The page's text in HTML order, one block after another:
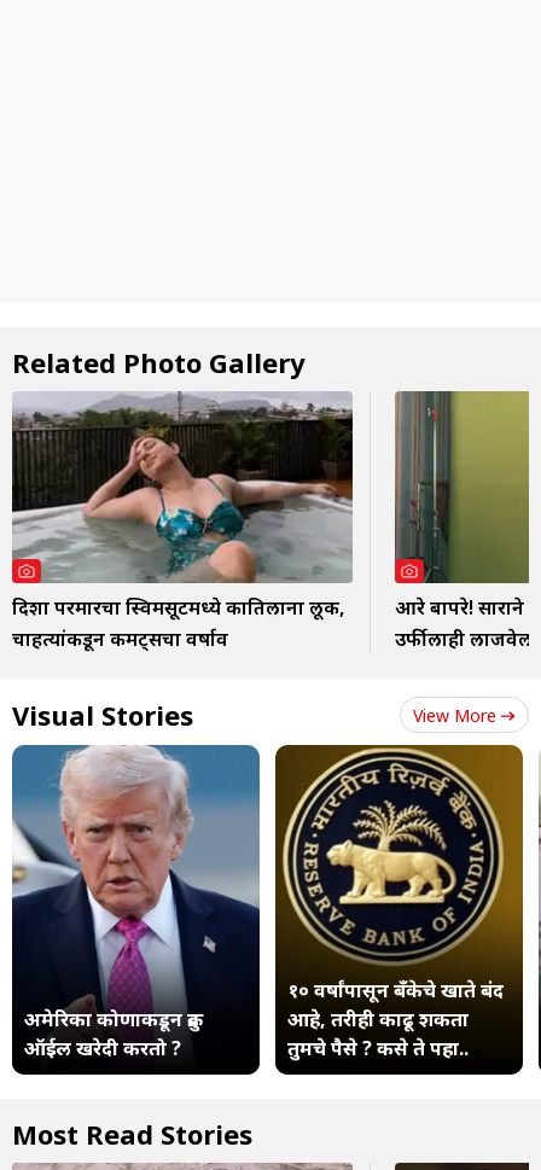
Related Photo Gallery
दिशा परमारचा स्विमसूटमध्ये कातिलाना लूक,
चाहत्यांकडून कमेंट्सचा वर्षाव
आरे बापरे! साराने
उर्फीलाही
Visual Stories View More
अमेरिका कोणाकडून क्रुड
ऑईल खरेदी करतो ?
१० वर्षांपासून बँकेचे खाते बंद
आहे, तरीही काढू शकता
तुमचे पैसे ? कसे ते पहा..
Most Read Stories